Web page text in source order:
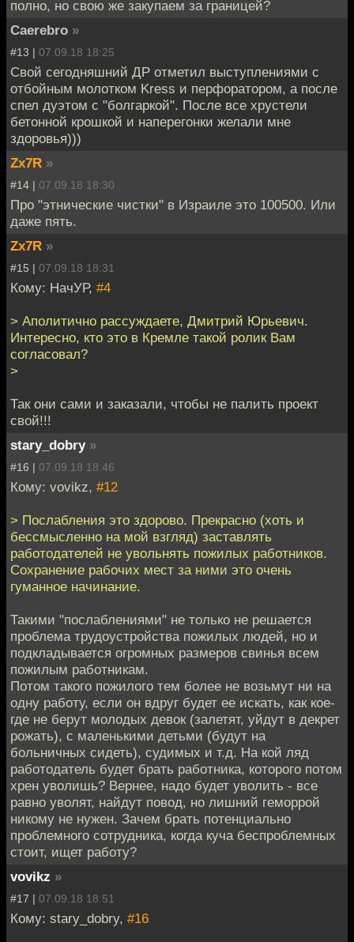
полно, но свою же закупаем за границей?
Caerebro »
#13 | 07.09.18 18:25
Свой сегодняшний ДР отметил выступлениями с
отбойным молотком Kress и перфоратором, а после
спел дуэтом с "болгаркой". После все хрустели
бетонной крошкой и наперегонки желали мне
здоровья)))
Zx7R »
#14 | 07.09.18 18:30
Про "этнические чистки" в Израиле это 100500. Или
даже пять.
Zx7R »
#15 | 07.09.18 18:31
Кому: НачУР, #4
> Аполитично рассуждаете, Дмитрий Юрьевич.
Интересно, кто это в Кремле такой ролик Вам
согласовал?
>
Так они сами и заказали, чтобы не палить проект
свой!!!
stary_dobry »
#16 | 07.09.18 18:46
Кому: vovikz, #12
> Послабления это здорово. Прекрасно (хоть и
бессмысленно на мой взгляд) заставлять
работодателей не увольнять пожилых работников.
Сохранение рабочих мест за ними это очень
гуманное начинание.
Такими "послаблениями" не только не решается
проблема трудоустройства пожилых людей, но и
подкладывается огромных размеров свинья всем
пожилым работникам.
Потом такого пожилого тем более не возьмут ни на
одну работу, если он вдруг будет ее искать, как кое-
где не берут молодых девок (залетят, уйдут в декрет
рожать), с маленькими детьми (будут на
больничных сидеть), судимых и т.д. На кой ляд
работодатель будет брать работника, которого потом
хрен уволишь? Вернее, надо будет уволить - все
равно уволят, найдут повод, но лишний геморрой
никому не нужен. Зачем брать потенциально
проблемного сотрудника, когда куча беспроблемных
стоит, ищет работу?
vovikz »
#17 | 07.09.18 18:51
Кому: stary_dobry, #16